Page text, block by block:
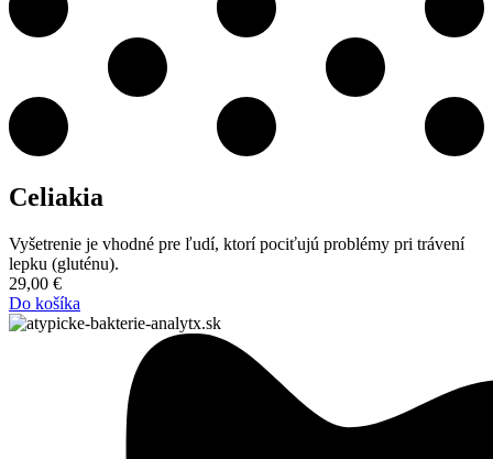
Celiakia
Vyšetrenie je vhodné pre ľudí, ktorí pociťujú problémy pri trávení
lepku (gluténu).
29,00 €
Do košíka